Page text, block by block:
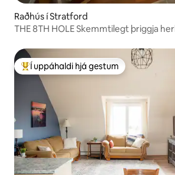
Raðhús í Stratford
THE 8TH HOLE Skemmtilegt þriggja
Í mestu uppáhaldi hjá gestum
Í uppáhaldi hjá gestum